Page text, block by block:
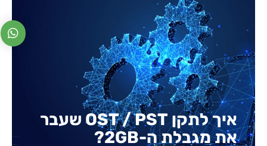
איך לתקן OST / PST שעבר
את מגבלת ה-2GB?